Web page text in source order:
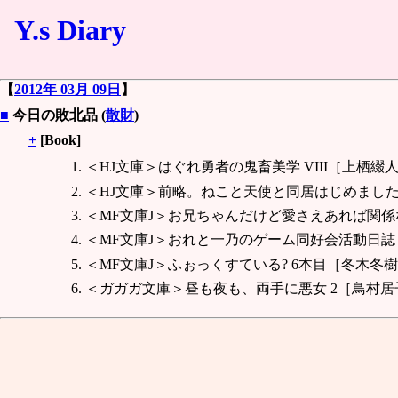
Y.s Diary
【2012年 03月 09日 】
■ 今日の敗北品 (散財)
+ [Book]
＜HJ文庫＞はぐれ勇者の鬼畜美学 VIII［上栖綴人
＜HJ文庫＞前略。ねこと天使と同居はじめまし
＜MF文庫J＞お兄ちゃんだけど愛さえあれば関
＜MF文庫J＞おれと一乃のゲーム同好会活動日
＜MF文庫J＞ふぉっくすている? 6本目［冬木冬樹
＜ガガガ文庫＞昼も夜も、両手に悪女 2［鳥村居